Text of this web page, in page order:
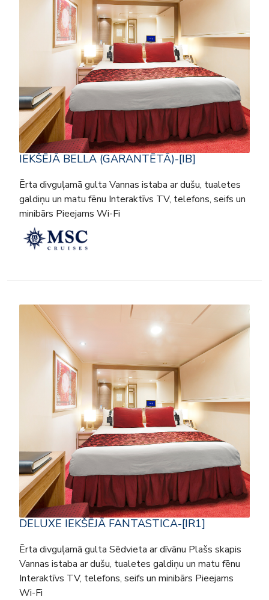
IEKŠĒJĀ BELLA (GARANTĒTĀ)-[IB]
Ērta divguļamā gulta Vannas istaba ar dušu, tualetes
galdiņu un matu fēnu Interaktīvs TV, telefons, seifs un
minibārs Pieejams Wi-Fi
DELUXE IEKŠĒJĀ FANTASTICA-[IR1]
Ērta divguļamā gulta Sēdvieta ar dīvānu Plašs skapis
Vannas istaba ar dušu, tualetes galdiņu un matu fēnu
Interaktīvs TV, telefons, seifs un minibārs Pieejams
Wi-Fi